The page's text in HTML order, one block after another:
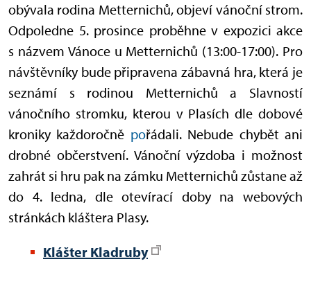
obývala rodina Metternichů, objeví vánoční strom.
Odpoledne 5. prosince proběhne v expozici akce
s názvem Vánoce u Metternichů (13:00-17:00). Pro
návštěvníky bude připravena zábavná hra, která je
seznámí s rodinou Metternichů a Slavností
vánočního stromku, kterou v Plasích dle dobové
kroniky každoročně pořádali. Nebude chybět ani
drobné občerstvení. Vánoční výzdoba i možnost
zahrát si hru pak na zámku Metternichů zůstane až
do 4. ledna, dle otevírací doby na webových
stránkách kláštera Plasy.
Klášter Kladruby